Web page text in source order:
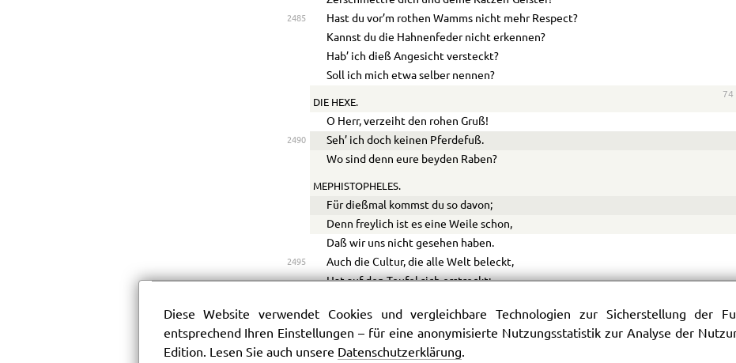
2485
Hast du vor’m rothen Wamms nicht mehr Respect?
Kannst du die Hahnenfeder nicht erkennen?
Hab’ ich dieß Angesicht versteckt?
Soll ich mich etwa selber nennen?
74
DIE HEXE.
O Herr, verzeiht den rohen Gruß!
2490
Seh’ ich doch keinen Pferdefuß.
Wo sind denn eure beyden Raben?
MEPHISTOPHELES.
Für dießmal kommst du so davon;
Denn freylich ist es eine Weile schon,
Daß wir uns nicht gesehen haben.
2495
Auch die Cultur, die alle Welt beleckt,
Hat auf den Teufel sich erstreckt;
Wo siehst du Hörner, Schweif und Klauen?
Und was den Fuß betrifft, den ich nicht missen kann,
2500 Der würde mir bey Leuten schaden;
Diese Website verwendet Cookies und vergleichbare Technologien zur Sicherstellung der
entsprechend Ihren Einstellungen – für eine anonymisierte Nutzungsstatistik zur Analyse der
Edition. Lesen Sie auch unsere Datenschutzerklärung.